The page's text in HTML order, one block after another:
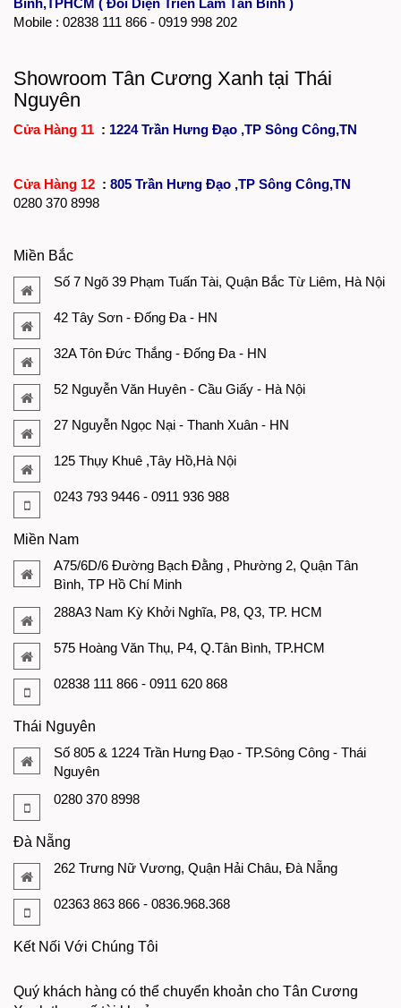
Bình,TPHCM ( Đối Diện Triển Lãm Tân Bình )
Mobile : 02838 111 866 - 0919 998 202
Showroom Tân Cương Xanh tại Thái
Nguyên
Cửa Hàng 11 : 1224 Trần Hưng Đạo ,TP Sông Công,TN
Cửa Hàng 12 : 805 Trần Hưng Đạo ,TP Sông Công,TN
0280 370 8998
Miền Bắc
Số 7 Ngõ 39 Phạm Tuấn Tài, Quận Bắc Từ Liêm, Hà Nội
42 Tây Sơn - Đống Đa - HN
32A Tôn Đức Thắng - Đống Đa - HN
52 Nguyễn Văn Huyên - Cầu Giấy - Hà Nội
27 Nguyễn Ngọc Nại - Thanh Xuân - HN
125 Thụy Khuê ,Tây Hồ,Hà Nội
0243 793 9446 - 0911 936 988
Miền Nam
A75/6D/6 Đường Bạch Đằng , Phường 2, Quận Tân
Bình, TP Hồ Chí Minh
288A3 Nam Kỳ Khởi Nghĩa, P8, Q3, TP. HCM
575 Hoàng Văn Thụ, P4, Q.Tân Bình, TP.HCM
02838 111 866 - 0911 620 868
Thái Nguyên
Số 805 & 1224 Trần Hưng Đạo - TP.Sông Công - Thái
Nguyên
0280 370 8998
Đà Nẵng
262 Trưng Nữ Vương, Quận Hải Châu, Đà Nẵng
02363 863 866 - 0836.968.368
Kết Nối Với Chúng Tôi
Quý khách hàng có thể chuyển khoản cho Tân Cương